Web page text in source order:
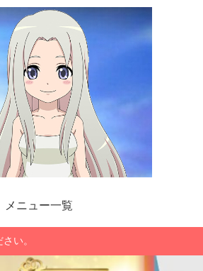
メニュー一覧
い。